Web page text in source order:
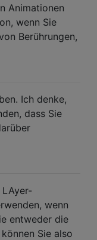
Animationen
wenn Sie
Berührungen,
Ich denke,
dass Sie
wenn
entweder die
Sie also